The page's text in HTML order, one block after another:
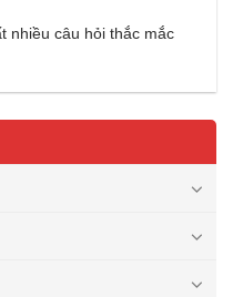
nhiều câu hỏi thắc mắc